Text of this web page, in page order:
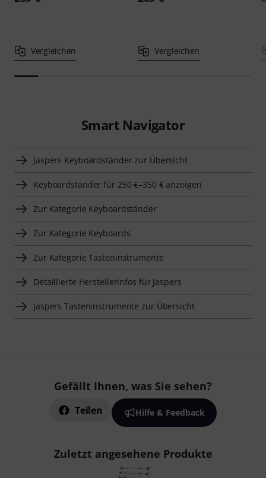
Vergleichen Vergleichen
Smart Navigator
Jaspers Keyboardständer zur Übersicht
Keyboardständer für 250 €–350 € anzeigen
Zur Kategorie Keyboardständer
Zur Kategorie Keyboards
Zur Kategorie Tasteninstrumente
Detaillierte Herstellerinfos für Jaspers
Jaspers Tasteninstrumente zur Übersicht
Gefällt Ihnen, was Sie sehen?
Teilen Hilfe & Feedback
Zuletzt angesehene Produkte